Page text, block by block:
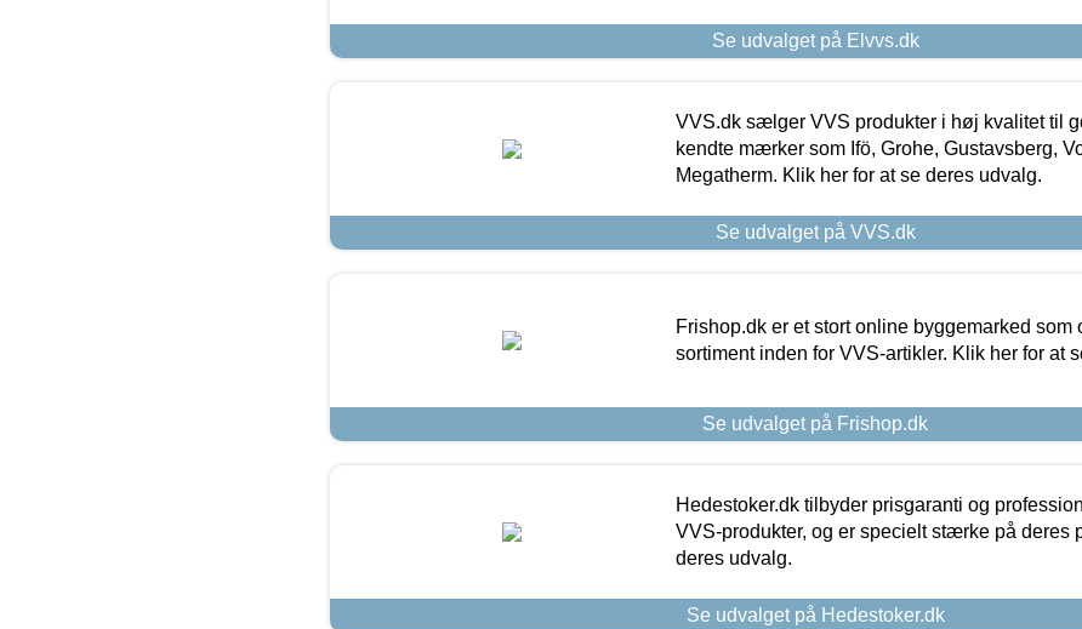
Se udvalget på Elvvs.dk
VVS.dk sælger VVS produkter i høj kvalitet til
kendte mærker som Ifö, Grohe, Gustavsberg,
Megatherm. Klik her for at se deres udvalg.
Se udvalget på VVS.dk
Frishop.dk er et stort online byggemarked som
sortiment inden for VVS-artikler. Klik her for at
Se udvalget på Frishop.dk
Hedestoker.dk tilbyder prisgaranti og
VVS-produkter, og er specielt stærke på deres
deres udvalg.
Se udvalget på Hedestoker.dk